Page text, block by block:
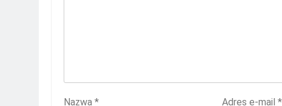
Nazwa * Adres e-mail *